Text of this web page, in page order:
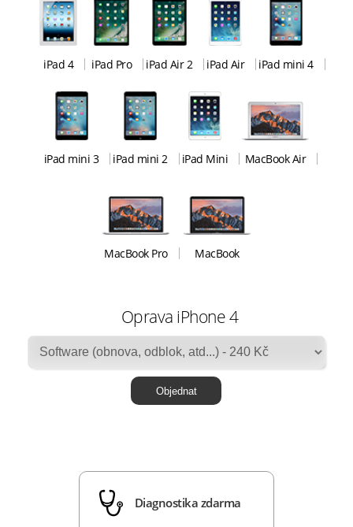
iPad 4 iPad Pro iPad Air 2 iPad Air iPad mini 4
iPad mini 3 iPad mini 2 iPad Mini MacBook Air
MacBook Pro MacBook
Oprava iPhone 4
Diagnostika zdarma